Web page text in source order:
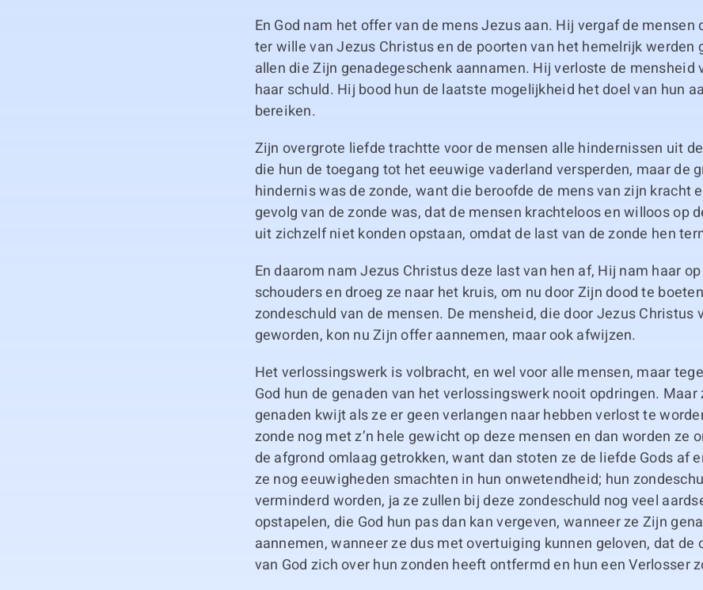
En God nam het offer van de mens Jezus aan. Hij vergaf de mensen
ter wille van Jezus Christus en de poorten van het hemelrijk werden
allen die Zijn genadegeschenk aannamen. Hij verloste de mensheid
haar schuld. Hij bood hun de laatste mogelijkheid het doel van hun
bereiken.
Zijn overgrote liefde trachtte voor de mensen alle hindernissen uit
die hun de toegang tot het eeuwige vaderland versperden, maar de
hindernis was de zonde, want die beroofde de mens van zijn kracht
gevolg van de zonde was, dat de mensen krachteloos en willoos op
uit zichzelf niet konden opstaan, omdat de last van de zonde hen
En daarom nam Jezus Christus deze last van hen af, Hij nam haar
schouders en droeg ze naar het kruis, om nu door Zijn dood te
zondeschuld van de mensen. De mensheid, die door Jezus Christus
geworden, kon nu Zijn offer aannemen, maar ook afwijzen.
Het verlossingswerk is volbracht, en wel voor alle mensen, maar
God hun de genaden van het verlossingswerk nooit opdringen. Maar
genaden kwijt als ze er geen verlangen naar hebben verlost te
zonde nog met z’n hele gewicht op deze mensen en dan worden ze
de afgrond omlaag getrokken, want dan stoten ze de liefde Gods af
ze nog eeuwigheden smachten in hun onwetendheid; hun
verminderd worden, ja ze zullen bij deze zondeschuld nog veel
opstapelen, die God hun pas dan kan vergeven, wanneer ze Zijn
aannemen, wanneer ze dus met overtuiging kunnen geloven, dat de
van God zich over hun zonden heeft ontfermd en hun een Verlosser